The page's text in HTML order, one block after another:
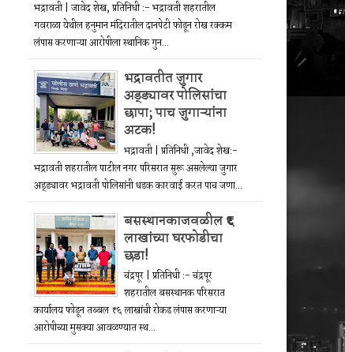
भद्रावती | जावेद शेख, प्रतिनिधी :- भद्रावती शहरातील
गवराळा येथील हनुमान मंदिरातील दानपेटी फोडून रोख रक्कम
लंपास करणाऱ्या आरोपीला स्थानिक गुन...
भद्रावतीत जुगार
अड्ड्यावर पोलिसांचा
छापा; पाच जुगाऱ्यांना
अटक!
भद्रावती | प्रतिनिधी ,जावेद शेख:-
भद्रावती शहरातील पाटील नगर परिसरात सुरू असलेल्या जुगार
अड्ड्यावर भद्रावती पोलिसांनी धडक कारवाई करत पाच जणा...
बसस्थानकाजवळील ₹६
लाखांच्या घरफोडीचा
छडा!
चंद्रपूर | प्रतिनिधी :- चंद्रपूर
शहरातील बसस्थानक परिसरात
कार्यालय फोडून तब्बल ₹६ लाखांची रोकड लंपास करणाऱ्या
आरोपीच्या मुसक्या आवळण्यात स्थ...